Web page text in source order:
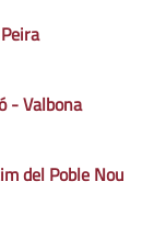
- Valbona
del Poble Nou